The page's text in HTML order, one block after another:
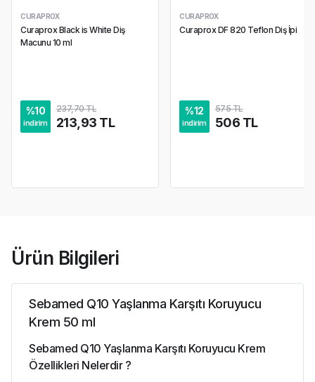
CURAPROX
Curaprox Black is White Diş
Macunu 10 ml
%10
indirim
237,70 TL
213,93 TL
CURAPROX
Curaprox DF 820 Teflon Diş İpi
%12
indirim
575 TL
506 TL
Ürün Bilgileri
Sebamed Q10 Yaşlanma Karşıtı Koruyucu
Krem 50 ml
Sebamed Q10 Yaşlanma Karşıtı Koruyucu Krem
Özellikleri Nelerdir ?